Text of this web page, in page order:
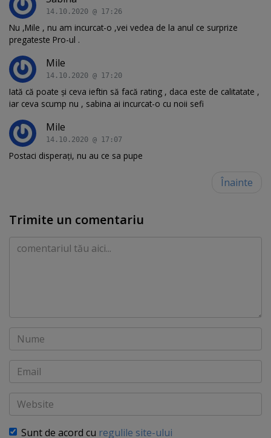
14.10.2020 @ 17:26
Nu ,Mile , nu am incurcat-o ,vei vedea de la anul ce surprize
pregateste Pro-ul .
Mile
14.10.2020 @ 17:20
Iată că poate și ceva ieftin să facă rating , daca este de calitatate ,
iar ceva scump nu , sabina ai incurcat-o cu noii sefi
Mile
14.10.2020 @ 17:07
Postaci disperați, nu au ce sa pupe
Înainte
Trimite un comentariu
Comentariu
Nume
Email
Website
Sunt de acord cu regulile site-ului